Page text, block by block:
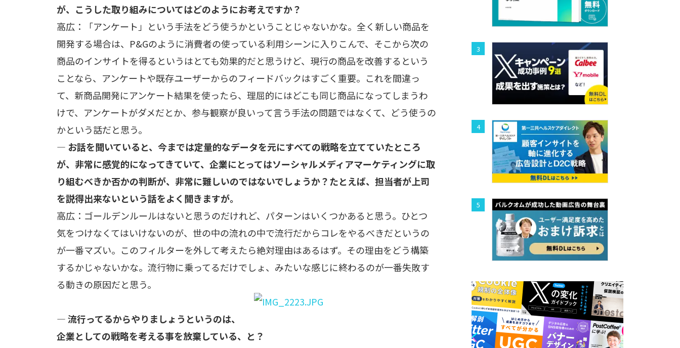
が、こうした取り組みについてはどのようにお考えですか？
高広：「アンケート」という手法をどう使うかということじゃないかな。全く新しい商品を
開発する場合は、P&Gのように消費者の使っている利用シーンに入りこんで、そこから次の
商品のインサイトを得るというはとても効果的だと思うけど、現行の商品を改善するという
ことなら、アンケートや既存ユーザーからのフィードバックはすごく重要。これを間違っ
て、新商品開発にアンケート結果を使ったら、理屈的にはどこも同じ商品になってしまうわ
けで、アンケートがダメだとか、参与観察が良いって言う手法の問題ではなくて、どう使うの
かという話だと思う。
— お話を聞いていると、今までは定量的なデータを元にすべての戦略を立てていたところ
が、非常に感覚的になってきていて、企業にとってはソーシャルメディアマーケティングに取
り組むべきか否かの判断が、非常に難しいのではないでしょうか？たとえば、担当者が上司
を説得出来ないという話をよく聞きますが。
高広：ゴールデンルールはないと思うのだけれど、パターンはいくつかあると思う。ひとつ
気をつけなくてはいけないのが、世の中の流れの中で流行だからコレをやるべきだというの
が一番マズい。このフィルターを外して考えたら絶対理由はあるはず。その理由をどう構築
するかじゃないかな。流行物に乗ってるだけでしょ、みたいな感じに終わるのが一番失敗す
る動きの原因だと思う。
— 流行ってるからやりましょうというのは、
企業としての戦略を考える事を放棄している、と？